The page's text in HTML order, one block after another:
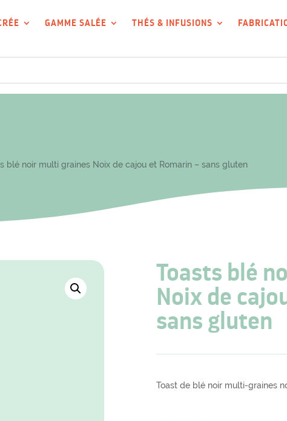
GAMME SALÉE THÉS & INFUSIONS
blé noir multi graines Noix de cajou et Romarin – sans gluten
Toasts blé
Noix de
sans gluten
Toast de blé noir multi-graines